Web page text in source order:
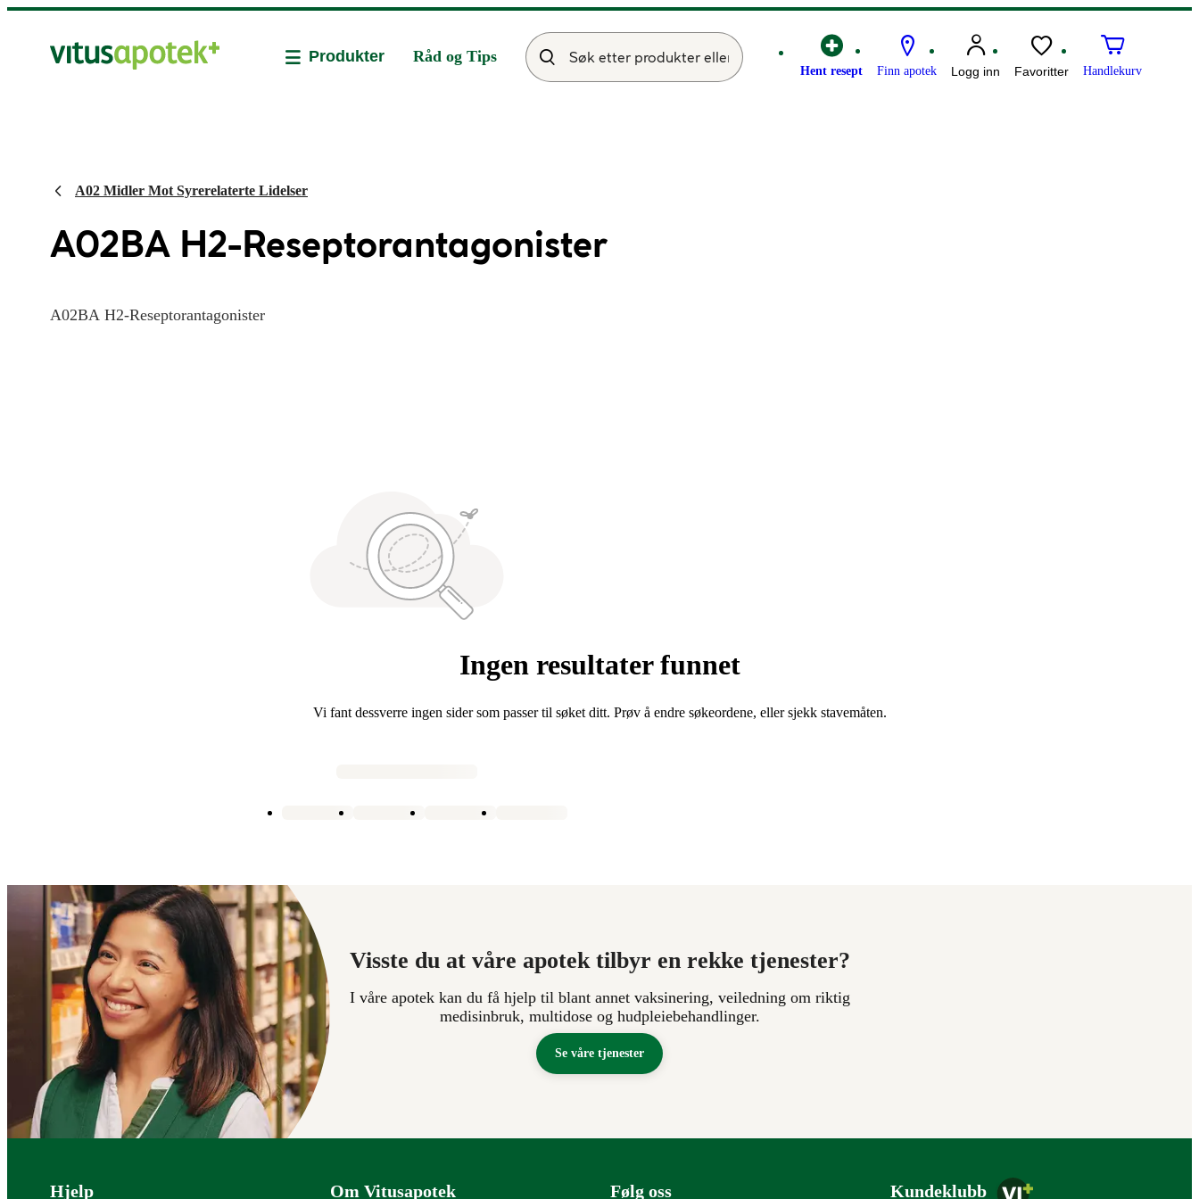
Hent resept Finn apotek Logg inn Favoritter Handlekurv
Produkter Råd og Tips
A02 Midler Mot Syrerelaterte Lidelser
A02BA H2-Reseptorantagonister
A02BA H2-Reseptorantagonister
Ingen resultater funnet
Vi fant dessverre ingen sider som passer til søket ditt. Prøv å endre søkeordene, eller sjekk stavemåten.
Visste du at våre apotek tilbyr en rekke tjenester?
I våre apotek kan du få hjelp til blant annet vaksinering, veiledning om riktig
medisinbruk, multidose og hudpleiebehandlinger.
Se våre tjenester
Bunntekst
Hjelp Om Vitusapotek Følg oss Kundeklubb